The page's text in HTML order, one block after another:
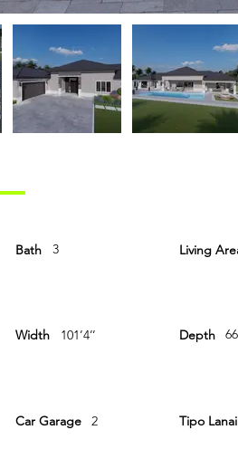
Bath 3 Living
Width 101’4’’ Depth
Car Garage 2 Tipo Lanai